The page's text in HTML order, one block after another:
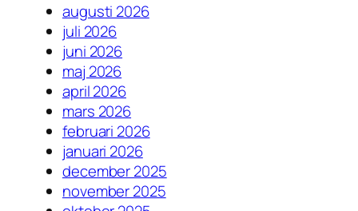
augusti 2026
juli 2026
juni 2026
maj 2026
april 2026
mars 2026
februari 2026
januari 2026
december 2025
november 2025